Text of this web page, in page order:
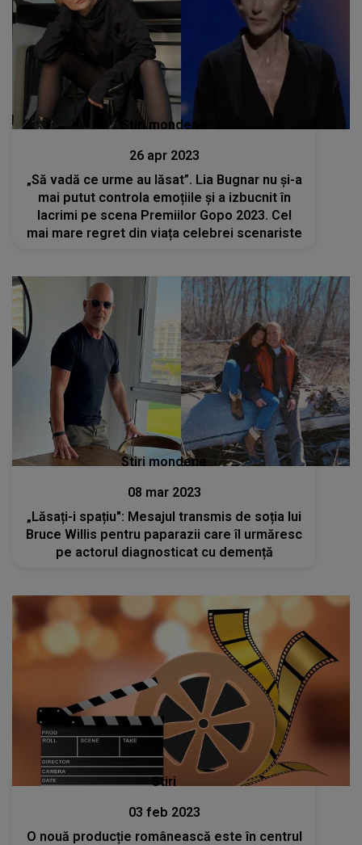
Stiri mondene
26 apr 2023
„Să vadă ce urme au lăsat”. Lia Bugnar nu și-a
mai putut controla emoțiile și a izbucnit în
lacrimi pe scena Premiilor Gopo 2023. Cel
mai mare regret din viața celebrei scenariste
Stiri mondene
08 mar 2023
„Lăsați-i spațiu": Mesajul transmis de soția lui
Bruce Willis pentru paparazii care îl urmăresc
pe actorul diagnosticat cu demență
Stiri
03 feb 2023
O nouă producție românească este în centrul